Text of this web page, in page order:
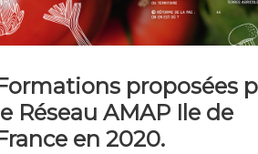
proposées
le Réseau AMAP Ile de
en 2020.